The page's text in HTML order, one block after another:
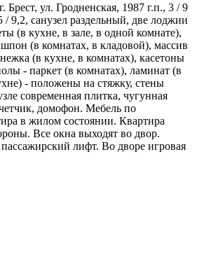
Брест, ул. Гродненская, 1987 г.п., 3 / 9
/ 9,2, санузел раздельный, две лоджии
(в кухне, в зале, в одной комнате),
(в комнатах, в кладовой), массив
(в кухне, в комнатах), касетоны
- паркет (в комнатах), ламинат (в
- положены на стяжку, стены
современная плитка, чугунная
домофон. Мебель по
в жилом состоянии. Квартира
Все окна выходят во двор.
лифт. Во дворе игровая